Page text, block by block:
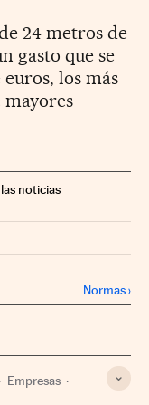
24 metros de
gasto que se
los más
mayores
noticias
Normas›
Empresas